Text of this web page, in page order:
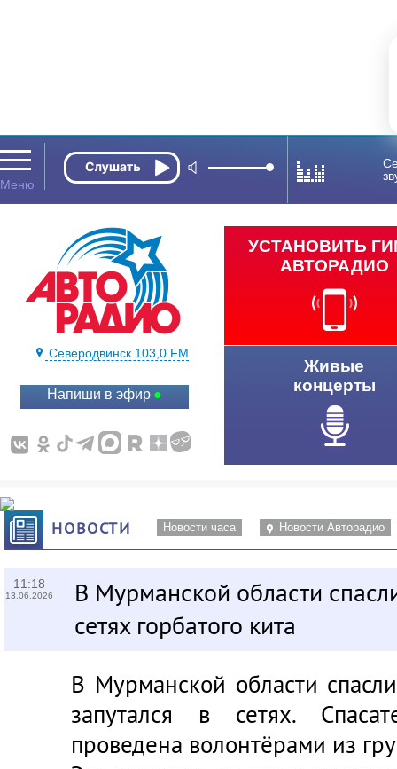
Северодвинск 103,0 FM
Напиши в эфир
УСТАНОВИТЬ
АВТОРАДИО
Живые
концерты
НОВОСТИ Новости часа Новости Авторадио
11:18
13.06.2026
В Мурманской области
сетях горбатого кита
В Мурманской области
запутался в сетях.
проведена волонтёрами из